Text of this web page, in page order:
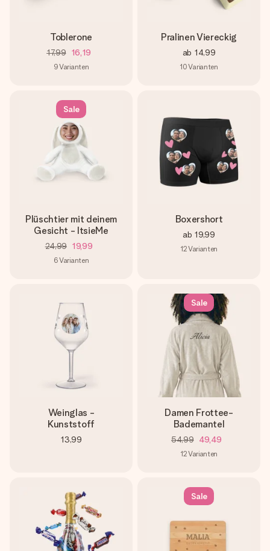
Toblerone
17,99 16,19
9Varianten
Pralinen Viereckig
ab 14,99
10Varianten
Sale
Plüschtier mit deinem
Gesicht - ItsieMe
24,99 19,99
6Varianten
Boxershort
ab 19,99
12Varianten
Weinglas -
Kunststoff
13,99
Sale
Damen Frottee-
Bademantel
54,99 49,49
12Varianten
Sale